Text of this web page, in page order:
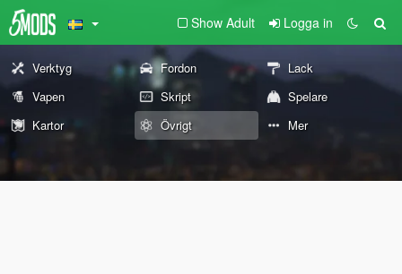
Show Adult Logga in
Verktyg Fordon
Lack
Vapen
Skript
Spelare
Kartor
Övrigt Mer